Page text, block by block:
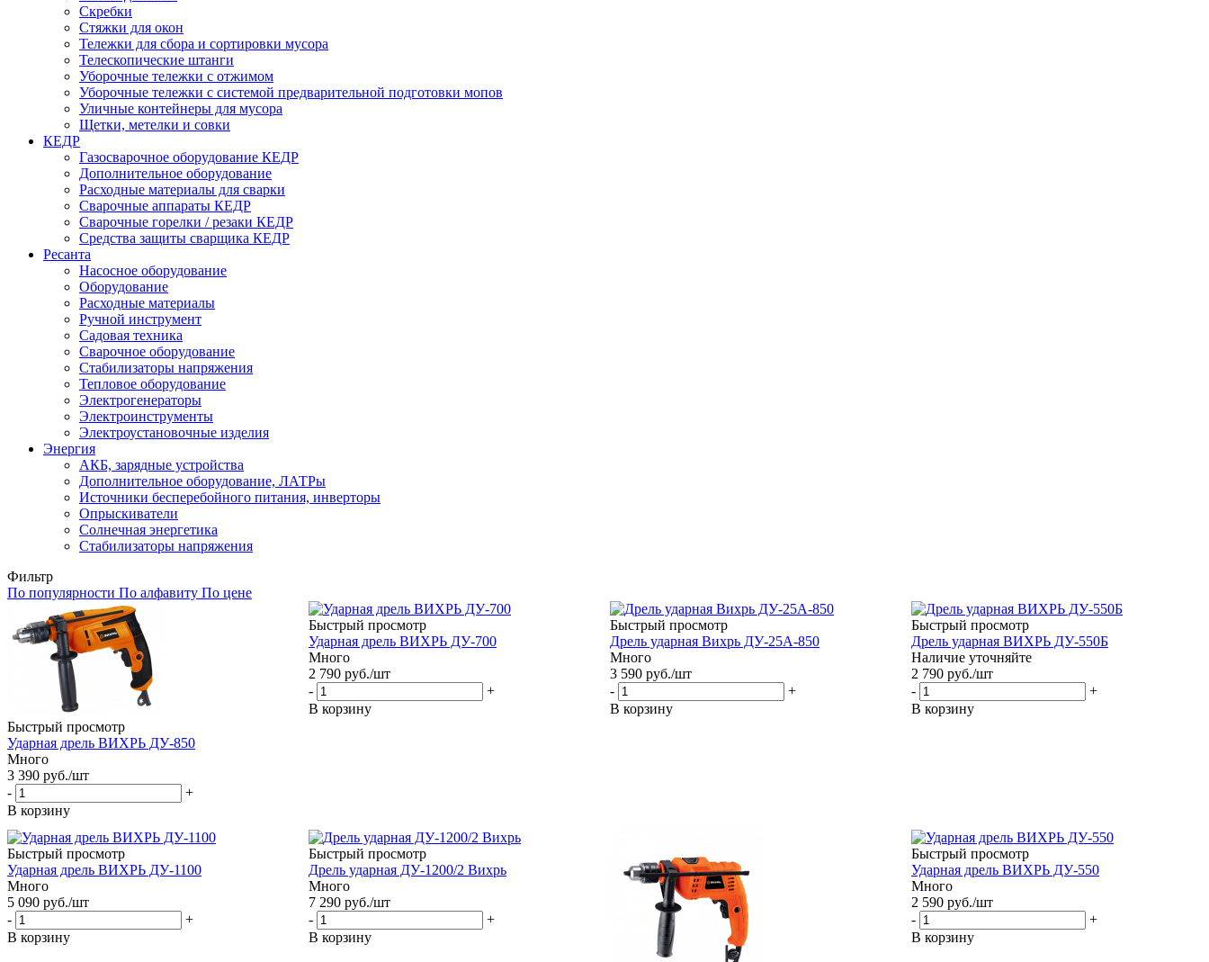
Скребки
Стяжки для окон
Тележки для сбора и сортировки мусора
Телескопические штанги
Уборочные тележки с отжимом
Уборочные тележки с системой предварительной подготовки мопов
Уличные контейнеры для мусора
Щетки, метелки и совки
КЕДР
Газосварочное оборудование КЕДР
Дополнительное оборудование
Расходные материалы для сварки
Сварочные аппараты КЕДР
Сварочные горелки / резаки КЕДР
Средства защиты сварщика КЕДР
Ресанта
Насосное оборудование
Оборудование
Расходные материалы
Ручной инструмент
Садовая техника
Сварочное оборудование
Стабилизаторы напряжения
Тепловое оборудование
Электрогенераторы
Электроинструменты
Электроустановочные изделия
Энергия
АКБ, зарядные устройства
Дополнительное оборудование, ЛАТРы
Источники бесперебойного питания, инверторы
Опрыскиватели
Солнечная энергетика
Стабилизаторы напряжения
Фильтр
По популярности По алфавиту По цене
Быстрый просмотр
Ударная дрель ВИХРЬ ДУ-850
Много
3 390 руб./шт
-
+
В корзину
Быстрый просмотр
Ударная дрель ВИХРЬ ДУ-700
Много
2 790 руб./шт
-
+
В корзину
Быстрый просмотр
Дрель ударная Вихрь ДУ-25А-850
Много
3 590 руб./шт
-
+
В корзину
Быстрый просмотр
Дрель ударная ВИХРЬ ДУ-550Б
Наличие уточняйте
2 790 руб./шт
-
+
В корзину
Быстрый просмотр
Ударная дрель ВИХРЬ ДУ-1100
Много
5 090 руб./шт
-
+
В корзину
Быстрый просмотр
Дрель ударная ДУ-1200/2 Вихрь
Много
7 290 руб./шт
-
+
В корзину
Быстрый просмотр
Ударная дрель ВИХРЬ ДУ-550
Много
2 590 руб./шт
-
+
В корзину